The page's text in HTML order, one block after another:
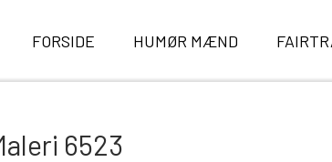
FORSIDE HUMØR MÆND
6523